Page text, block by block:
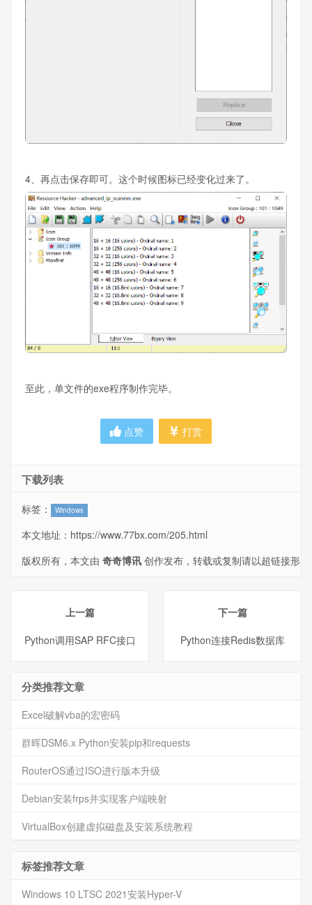
4、再点击保存即可。这个时候图标已经变化过来了。
至此，单文件的exe程序制作完毕。
点赞 打赏
下载列表
标签： Windows
本文地址： https://www.77bx.com/205.html
版权所有，本文由 奇奇博讯 创作发布，转载或复制请以超链接形
上一篇
Python调用SAP RFC接口
下一篇
Python连接Redis数据库
分类推荐文章
Excel破解vba的宏密码
群晖DSM6.x Python安装pip和requests
RouterOS通过ISO进行版本升级
Debian安装frps并实现客户端映射
VirtualBox创建虚拟磁盘及安装系统教程
标签推荐文章
Windows 10 LTSC 2021安装Hyper-V